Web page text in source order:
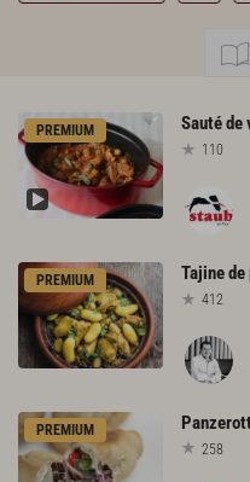
PREMIUM Sautéde
110
PREMIUM Tajinede
412
PREMIUM
258